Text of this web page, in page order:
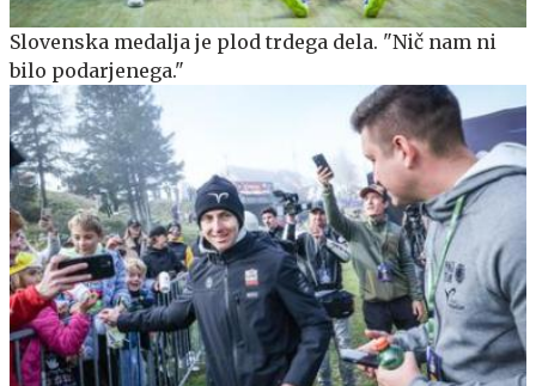
Slovenska medalja je plod trdega dela. "Nič nam ni
bilo podarjenega."